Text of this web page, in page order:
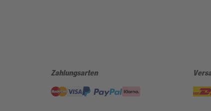
Zahlungsarten